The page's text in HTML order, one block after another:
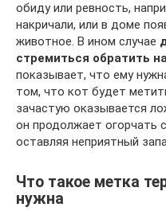
обиду или ревность,
накричали, или в доме
животное. В ином случае
стремиться обратить
показывает, что ему
том, что кот будет
зачастую оказывается
он продолжает огорчать
оставляя неприятный
Что такое метка
нужна